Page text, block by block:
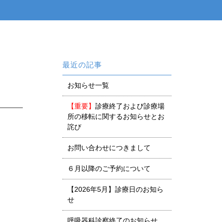
最近の記事
お知らせ一覧
【重要】 診療終了および診療場
所の移転に関するお知らせとお
詫び
お問い合わせにつきまして
６月以降のご予約について
【2026年5月】診療日のお知ら
せ